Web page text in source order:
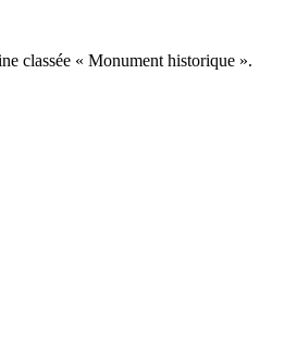
classée « Monument historique ».